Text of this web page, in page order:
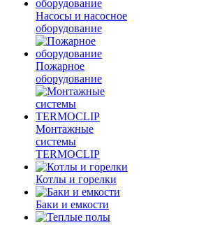
Насосы и насосное
оборудование
Пожарное
оборудование
Монтажные
системы
TERMOCLIP
Котлы и горелки
Баки и емкости